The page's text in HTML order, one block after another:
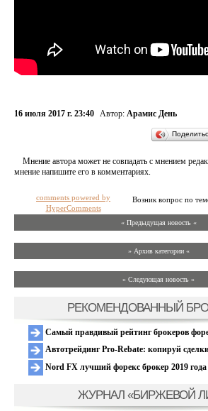
16 июля 2017 г. 23:40 Автор: Арамис День
Мнение автора может не совпадать с мнением
мнение напишите его в комментариях.
Возник вопрос по
comments powered by
HyperComments
« Предыдущая новость «
» Архив категории «
» Следующая новость »
РЕКОМЕНДОВАННЫЙ
Самый правдивый рейтинг брокеров
Автотрейдинг Pro-Rebate: копируй
Nord FX лучший форекс брокер 2019 года
ЖУРНАЛ «БИРЖЕВОЙ